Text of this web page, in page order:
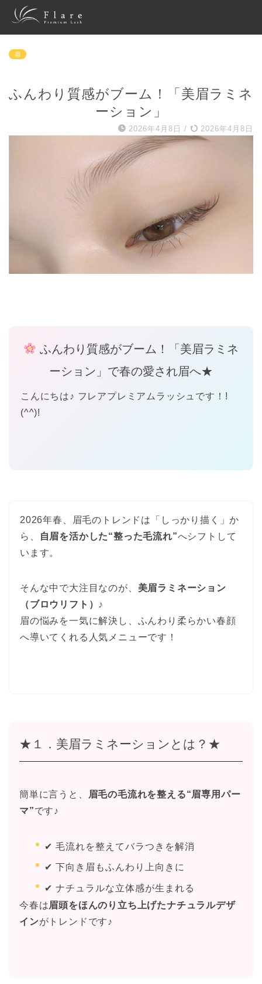
眉
ふんわり質感がブーム！「美眉ラミネ
ーション」
2026年4月8日 / 2026年4月8日
ふんわり質感がブーム！「美眉ラミネ
ーション」で春の愛され眉へ★
こんにちは♪ フレアプレミアムラッシュです！!
(^^)!
2026年春、眉毛のトレンドは「しっかり描く」か
ら、
自眉を活かした“整った毛流れ”へシフトして
います。
そんな中で大注目なのが、 美眉ラミネーション
（ブロウリフト） ♪
眉の悩みを一気に解決し、ふんわり柔らかい春顔
へ導いてくれる人気メニューです！
★１．美眉ラミネーションとは？★
簡単に言うと、
眉毛の毛流れを整える“眉専用パー
マ”です♪
✔ 毛流れを整えてバラつきを解消
✔ 下向き眉もふんわり上向きに
✔ ナチュラルな立体感が生まれる
今春は眉頭をほんのり立ち上げたナチュラルデザ
インがトレンドです♪